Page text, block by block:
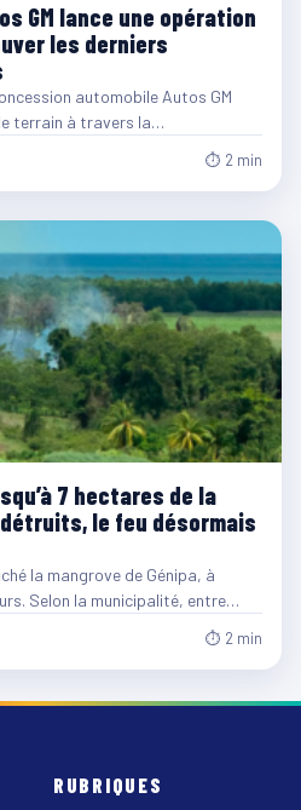
GM lance une opération
les derniers
automobile Autos GM
terrain à travers la…
⏱ 2 min
7 hectares de la
détruits, le feu désormais
la mangrove de Génipa, à
Selon la municipalité, entre…
⏱ 2 min
RUBRIQUES